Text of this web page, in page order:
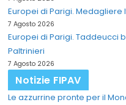
Europei di Parigi.
7 Agosto 2026
Europei di Parigi. Taddeucci
Paltrinieri
7 Agosto 2026
Notizie FIPAV
Le azzurrine pronte per il